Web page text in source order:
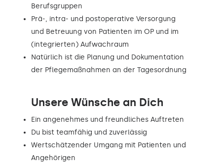
Berufsgruppen
Prä-, intra- und postoperative Versorgung
und Betreuung von Patienten im OP und im
(integrierten) Aufwachraum
Natürlich ist die Planung und Dokumentation
der Pflegemaßnahmen an der Tagesordnung
Unsere Wünsche an Dich
Ein angenehmes und freundliches Auftreten
Du bist teamfähig und zuverlässig
Wertschätzender Umgang mit Patienten und
Angehörigen